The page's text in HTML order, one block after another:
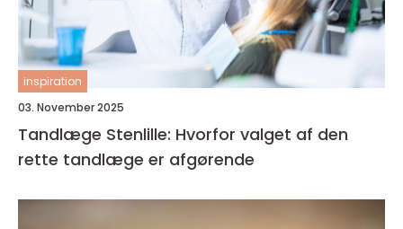
inspiration
03. November 2025
Tandlæge Stenlille: Hvorfor valget af den
rette tandlæge er afgørende